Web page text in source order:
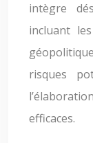
intègre
incluant
risques
efficaces.